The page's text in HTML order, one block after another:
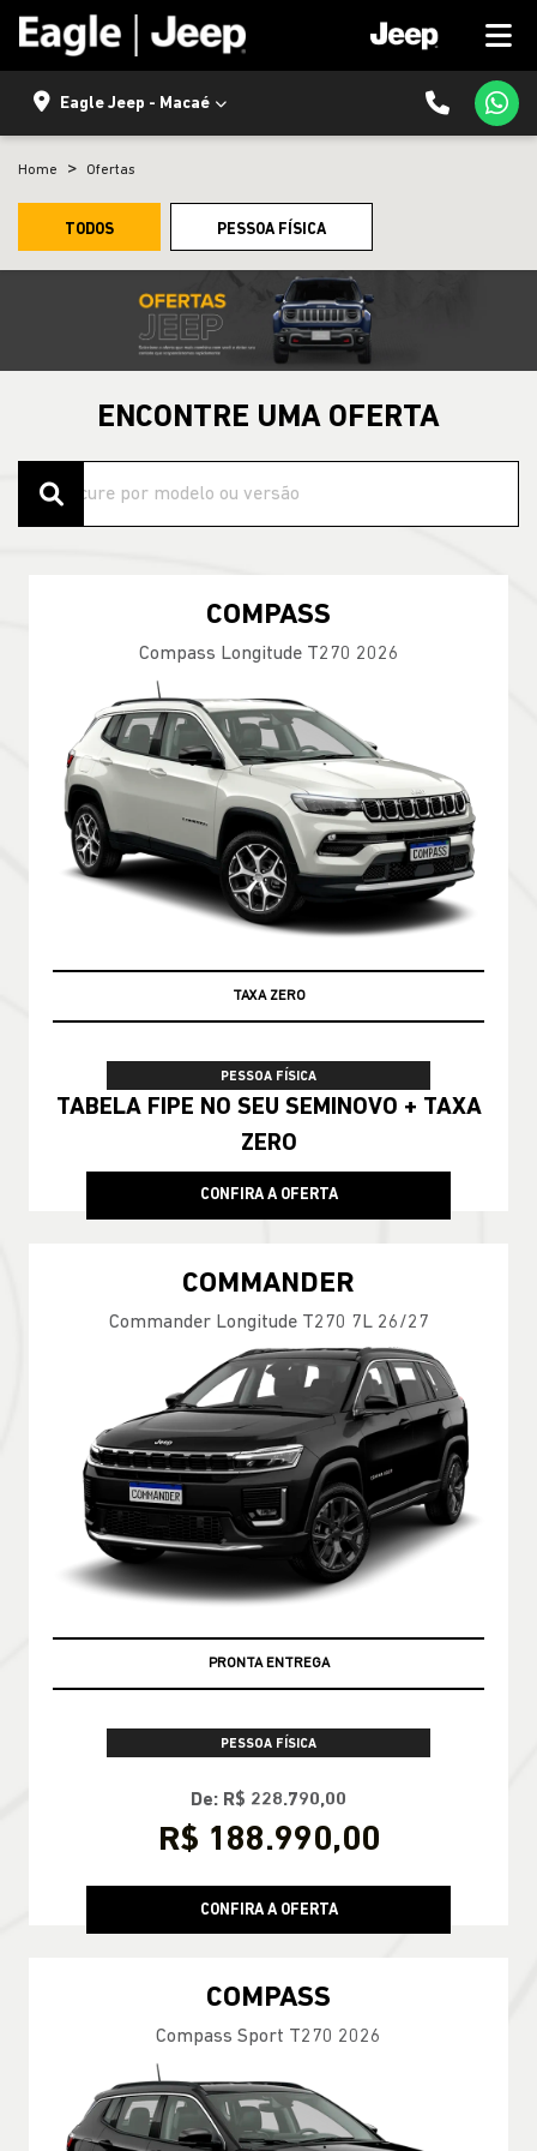
Eagle Jeep - Macaé
Home Ofertas
TODOS PESSOA FÍSICA
ENCONTRE UMA OFERTA
COMPASS
Compass Longitude T270 2026
PESSOA FÍSICA
TABELA FIPE NO SEU SEMINOVO + TAXA
ZERO
CONFIRA A OFERTA
COMMANDER
Commander Longitude T270 7L 26/27
PRONTA ENTREGA
PESSOA FÍSICA
De: R$ 228.790,00
R$ 188.990,00
CONFIRA A OFERTA
COMPASS
Compass Sport T270 2026